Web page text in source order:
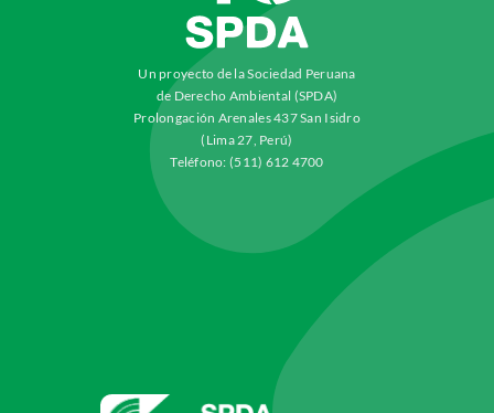
Un proyecto de la Sociedad Peruana
de Derecho Ambiental (SPDA)
Prolongación Arenales 437 San Isidro
(Lima 27, Perú)
Teléfono: (511) 612 4700